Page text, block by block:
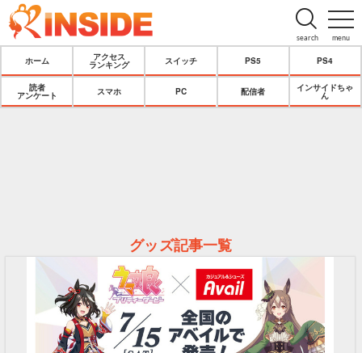
menu
search
ホーム
アクセス
ランキング
スイッチ PS5 PS4
読者
アンケート
スマホ PC 配信者
インサイドちゃ
ん
グッズ記事一覧